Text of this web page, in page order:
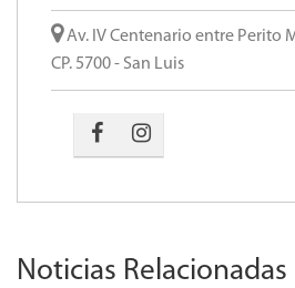
Av. IV Centenario entre Perito
CP. 5700 - San Luis
Noticias Relacionadas